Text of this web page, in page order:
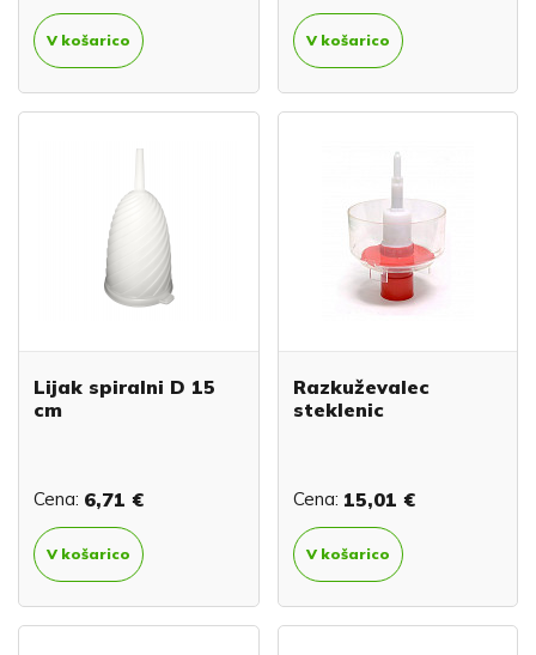
V košarico V košarico
Lijak spiralni D 15
cm
Cena: 6,71 €
V košarico
Razkuževalec
steklenic
Cena: 15,01 €
V košarico